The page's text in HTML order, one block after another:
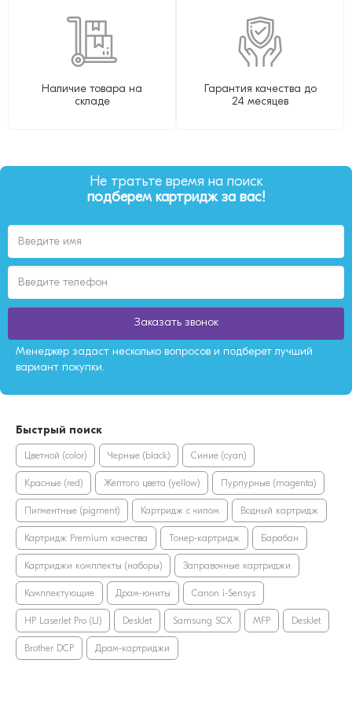
Наличие товара на
складе
Гарантия качества до
24 месяцев
Не тратьте время на поиск
подберем картридж за вас!
Заказать звонок
Менеджер задаст несколько вопросов и подберет лучший
вариант покупки.
Быстрый поиск
Цветной (color) Черные (black) Синие (cyan)
Красные (red) Желтого цвета (yellow) Пурпурные (magenta)
Пигментные (pigment) Картридж с чипом Водный картридж
Картридж Premium качества Тонер-картридж Барабан
Картриджи комплекты (наборы) Заправочные картриджи
Комплектующие Драм-юниты Canon i-Sensys
HP LaserJet Pro (LJ) DeskJet Samsung SCX MFP DeskJet
Brother DCP Драм-картриджи